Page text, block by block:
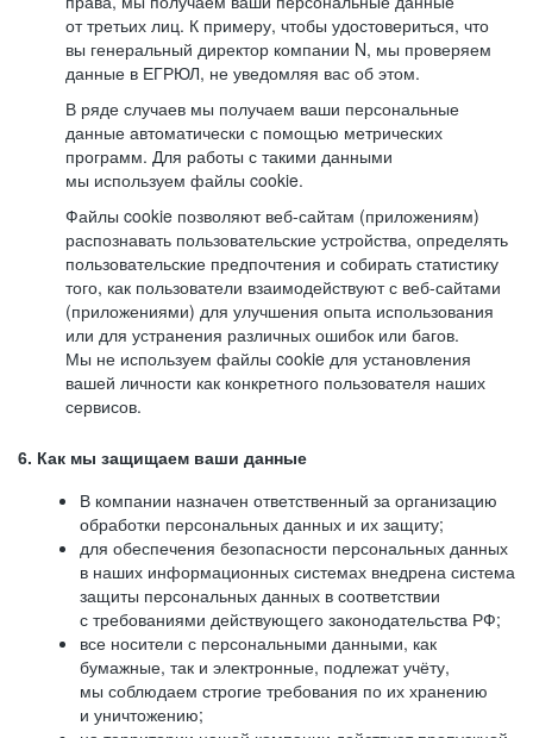
от третьих лиц. К примеру, чтобы удостовериться, что
вы генеральный директор компании N, мы проверяем
данные в ЕГРЮЛ, не уведомляя вас об этом.
В ряде случаев мы получаем ваши персональные
данные автоматически с помощью метрических
программ. Для работы с такими данными
мы используем файлы cookie.
Файлы cookie позволяют веб-сайтам (приложениям)
распознавать пользовательские устройства, определять
пользовательские предпочтения и собирать статистику
того, как пользователи взаимодействуют с веб-сайтами
(приложениями) для улучшения опыта использования
или для устранения различных ошибок или багов.
Мы не используем файлы cookie для установления
вашей личности как конкретного пользователя наших
сервисов.
6. Как мы защищаем ваши данные
В компании назначен ответственный за организацию
обработки персональных данных и их защиту;
для обеспечения безопасности персональных данных
в наших информационных системах внедрена система
защиты персональных данных в соответствии
с требованиями действующего законодательства РФ;
все носители с персональными данными, как
бумажные, так и электронные, подлежат учёту,
мы соблюдаем строгие требования по их хранению
и уничтожению;